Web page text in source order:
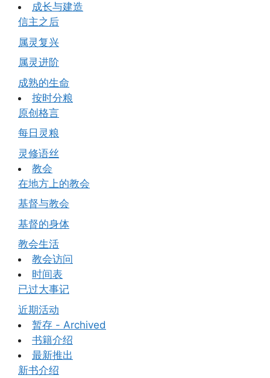
成长与建造
信主之后
属灵复兴
属灵进阶
成熟的生命
按时分粮
原创格言
每日灵粮
灵修语丝
教会
在地方上的教会
基督与教会
基督的身体
教会生活
教会访问
时间表
已过大事记
近期活动
暂存 - Archived
书籍介绍
最新推出
新书介绍